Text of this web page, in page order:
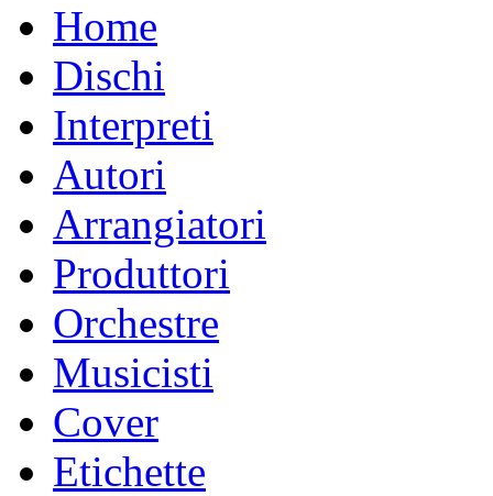
Home
Dischi
Interpreti
Autori
Arrangiatori
Produttori
Orchestre
Musicisti
Cover
Etichette